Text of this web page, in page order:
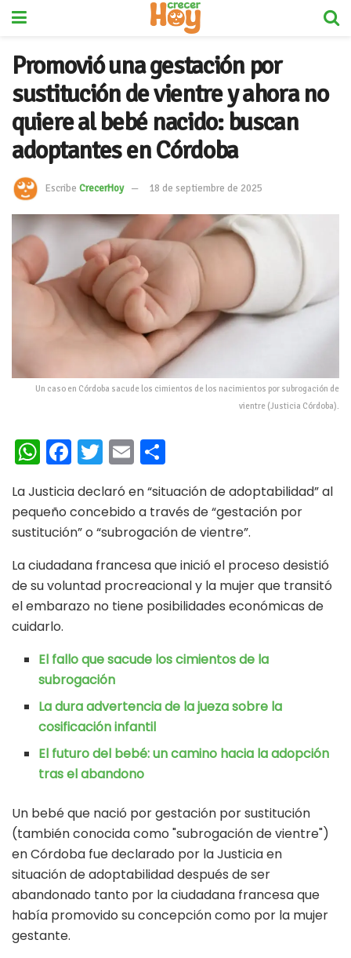
Promovió una gestación por
sustitución de vientre y ahora no
quiere al bebé nacido: buscan
adoptantes en Córdoba
Escribe CrecerHoy 18 de septiembre de 2025
Un caso en Córdoba sacude los cimientos de los nacimientos por subrogación de
vientre (Justicia Córdoba).
W
at
s
p
p
Fa
b
oo
T
tt
er
E
ai
l
m
p
ti
r
La Justicia declaró en “situación de adoptabilidad” al
pequeño concebido a través de “gestación por
sustitución” o “subrogación de vientre”.
La ciudadana francesa que inició el proceso desistió
de su voluntad procreacional y la mujer que transitó
el embarazo no tiene posibilidades económicas de
cuidarlo.
El fallo que sacude los cimientos de la
subrogación
La dura advertencia de la jueza sobre la
cosificación infantil
El futuro del bebé: un camino hacia la adopción
tras el abandono
Un bebé que nació por gestación por sustitución
(también conocida como "subrogación de vientre")
en Córdoba fue declarado por la Justicia en
situación de adoptabilidad después de ser
abandonado tanto por la ciudadana francesa que
había promovido su concepción como por la mujer
gestante.